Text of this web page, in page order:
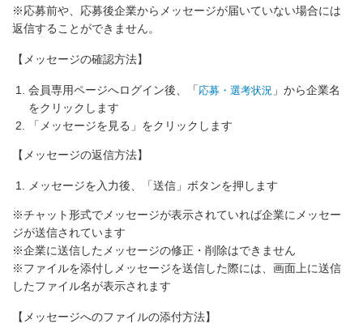
※応募前や、応募後企業からメッセージが届いていない場合には
返信することができません。
【メッセージの確認方法】
会員専用ページへログイン後、「 応募・選考状況 」から企業名
をクリックします
「メッセージを見る」をクリックします
【メッセージの返信方法】
メッセージを入力後、「送信」ボタンを押します
※チャット形式でメッセージが表示されていれば企業にメッセー
ジが送信されています
※企業に送信したメッセージの修正・削除はできません
※ファイルを添付しメッセージを送信した際には、画面上に送信
したファイル名が表示されます
【メッセージへのファイルの添付方法】